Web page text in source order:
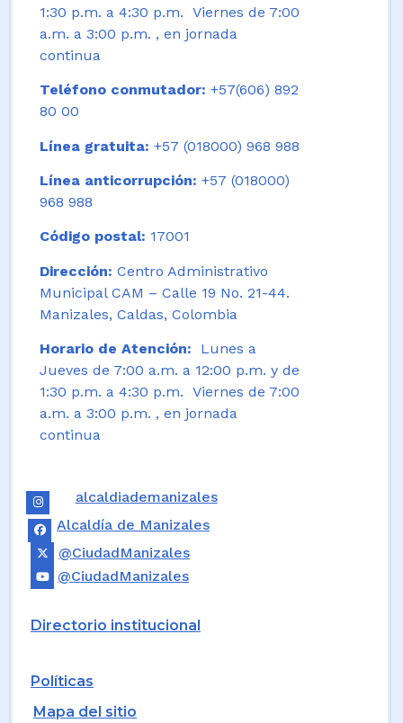
1:30 p.m. a 4:30 p.m. Viernes de 7:00
a.m. a 3:00 p.m. , en jornada
continua
Teléfono conmutador: +57(606) 892
80 00
Línea gratuita: +57 (018000) 968 988
Línea anticorrupción: +57 (018000)
968 988
Código postal: 17001
Dirección: Centro Administrativo
Municipal CAM – Calle 19 No. 21-44.
Manizales, Caldas, Colombia
Horario de Atención: Lunes a
Jueves de 7:00 a.m. a 12:00 p.m. y de
1:30 p.m. a 4:30 p.m. Viernes de 7:00
a.m. a 3:00 p.m. , en jornada
continua
alcaldiademanizales
Alcaldía de Manizales
@CiudadManizales
@CiudadManizales
Directorio institucional
Políticas
Mapa del sitio